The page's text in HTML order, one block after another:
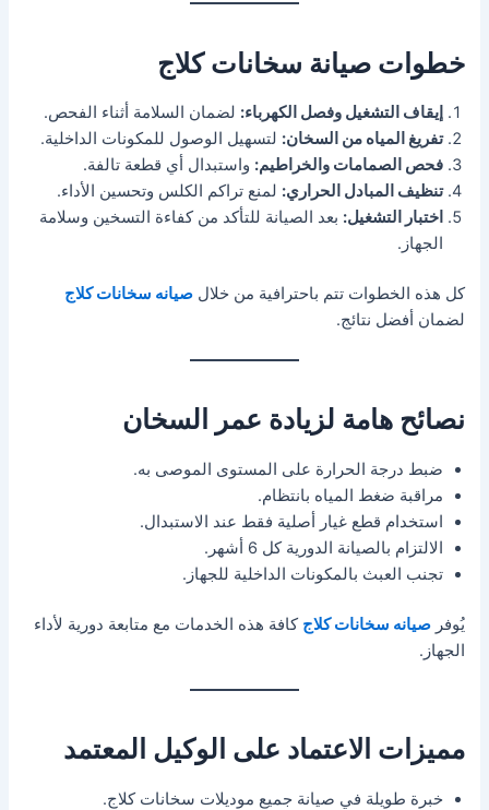
خطوات صيانة سخانات كلاج
إيقاف التشغيل وفصل الكهرباء: لضمان السلامة أثناء الفحص.
تفريغ المياه من السخان: لتسهيل الوصول للمكونات الداخلية.
فحص الصمامات والخراطيم: واستبدال أي قطعة تالفة.
تنظيف المبادل الحراري: لمنع تراكم الكلس وتحسين الأداء.
اختبار التشغيل: بعد الصيانة للتأكد من كفاءة التسخين وسلامة
الجهاز.
كل هذه الخطوات تتم باحترافية من خلالصيانه سخانات كلاج
لضمان أفضل نتائج.
نصائح هامة لزيادة عمر السخان
ضبط درجة الحرارة على المستوى الموصى به.
مراقبة ضغط المياه بانتظام.
استخدام قطع غيار أصلية فقط عند الاستبدال.
الالتزام بالصيانة الدورية كل 6 أشهر.
تجنب العبث بالمكونات الداخلية للجهاز.
يُوفرصيانه سخانات كلاج كافة هذه الخدمات مع متابعة دورية لأداء
الجهاز.
مميزات الاعتماد على الوكيل المعتمد
خبرة طويلة في صيانة جميع موديلات سخانات كلاج.